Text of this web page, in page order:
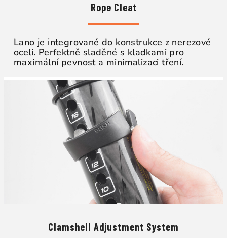
Rope Cleat
Lano je integrované do konstrukce z nerezové
oceli. Perfektně sladěné s kladkami pro
maximální pevnost a minimalizaci tření.
Clamshell Adjustment System